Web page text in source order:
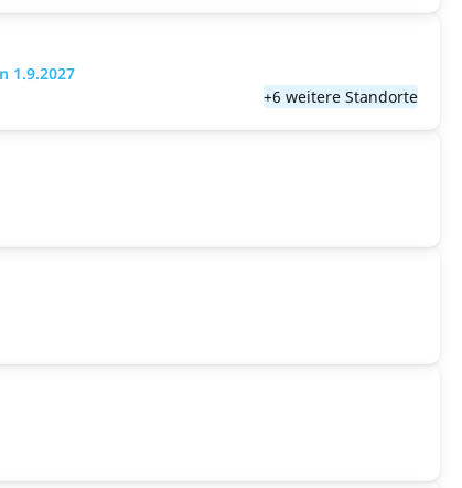
1.9.2027
+6 weitere Standorte